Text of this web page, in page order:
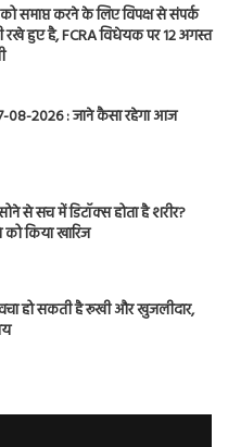
समाप्त करने के लिए विपक्ष से संपर्क
रखे हुए है, FCRA विधेयक पर 12 अगस्त
2026 : जाने कैसा रहेगा आज
से सच में डिटॉक्स होता है शरीर?
किया खारिज
हो सकती है रूखी और खुजलीदार,